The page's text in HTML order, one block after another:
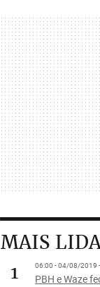
MAIS
1
06:00 - 04/08/2019
PBH e Waze